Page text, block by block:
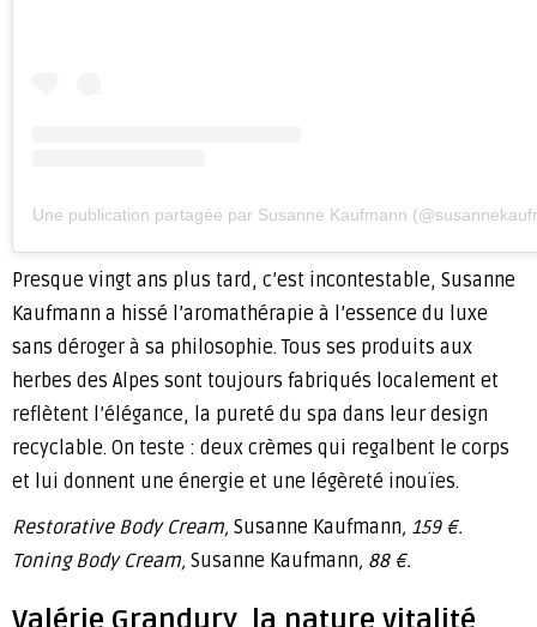
Une publication partagée par Susanne Kaufmann
Presque vingt ans plus tard, c’est incontestable, Susanne
Kaufmann a hissé l’aromathérapie à l’essence du luxe
sans déroger à sa philosophie. Tous ses produits aux
herbes des Alpes sont toujours fabriqués localement et
reflètent l’élégance, la pureté du spa dans leur design
recyclable. On teste : deux crèmes qui regalbent le corps
et lui donnent une énergie et une légèreté inouïes.
Restorative Body Cream, Susanne Kaufmann, 159 €.
Toning Body Cream, Susanne Kaufmann, 88 €.